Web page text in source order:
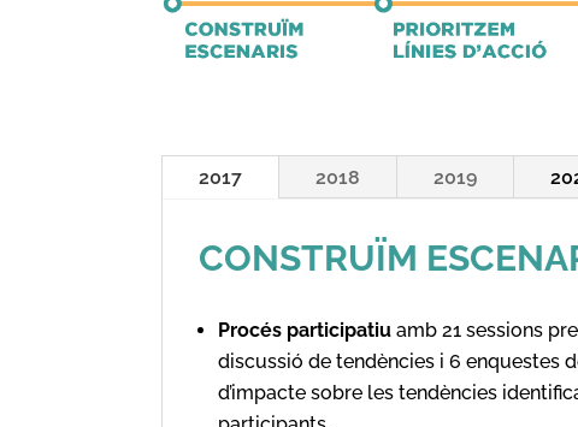
2017 2018 2019
CONSTRUÏM
Procés participatiu amb 21 sessions
discussió de tendències i 6 enquestes
d’impacte sobre les tendències